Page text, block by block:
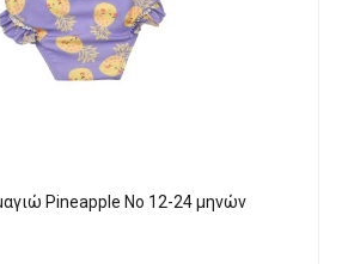
Pineapple Νο 12-24 μηνών